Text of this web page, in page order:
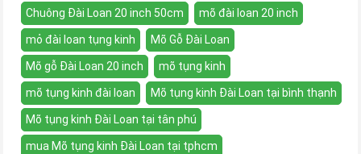
Chuông Đài Loan 20 inch 50cm mõ đài loan 20 inch
mỏ đài loan tụng kinh Mõ Gỗ Đài Loan
Mõ gỗ Đài Loan 20 inch mõ tụng kinh
mõ tụng kinh đài loan Mõ tụng kinh Đài Loan tại bình thạnh
Mõ tụng kinh Đài Loan tại tân phú
mua Mõ tụng kinh Đài Loan tại tphcm